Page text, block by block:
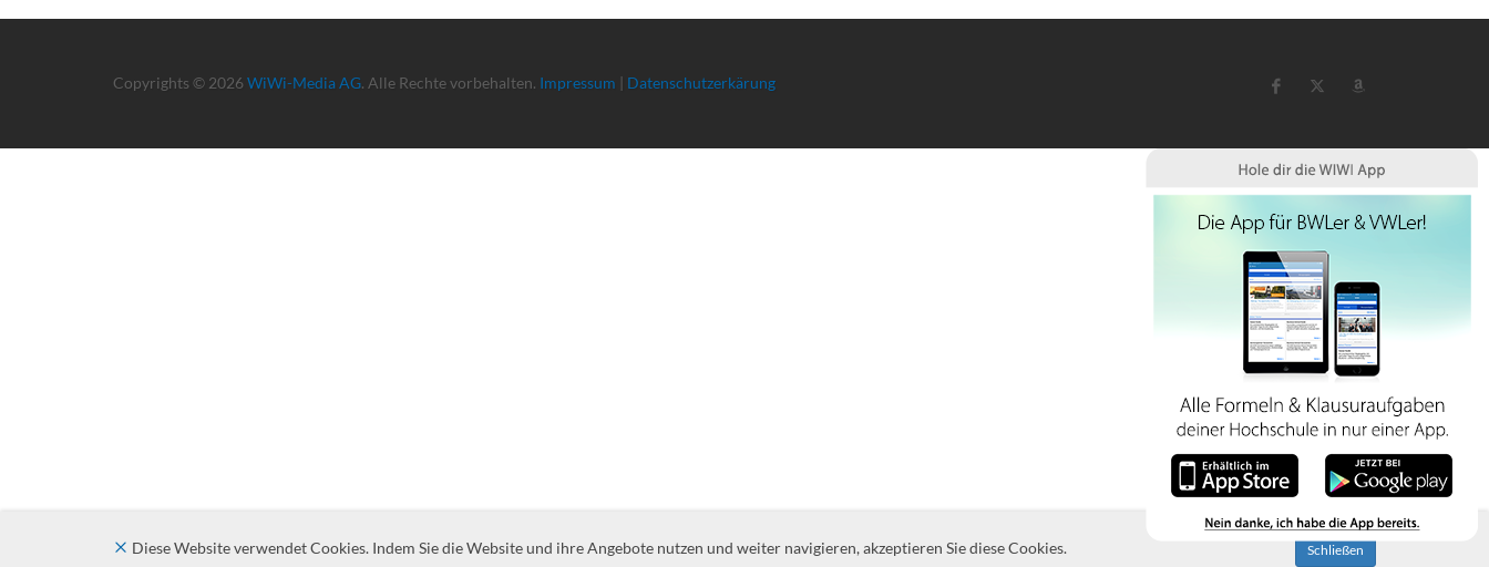
Copyrights © 2026 WiWi-Media AG. Alle Rechte vorbehalten. Impressum | Datenschutzerkärung
Diese Website verwendet Cookies. Indem Sie die Website und ihre Angebote nutzen und weiter navigieren, akzeptieren Sie diese Cookies. Schließen